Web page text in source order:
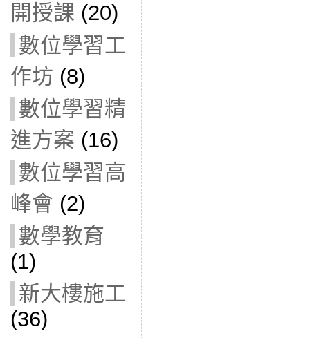
開授課 (20)
數位學習工
作坊 (8)
數位學習精
進方案 (16)
數位學習高
峰會 (2)
數學教育
(1)
新大樓施工
(36)